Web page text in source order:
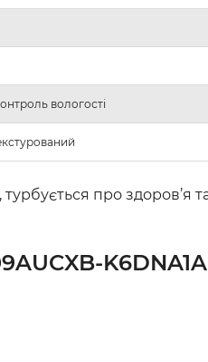
вологості
про
K6DNA1A